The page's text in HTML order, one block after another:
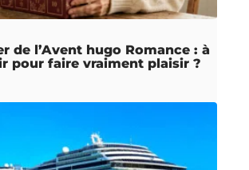
de l’Avent hugo Romance : à
pour faire vraiment plaisir ?